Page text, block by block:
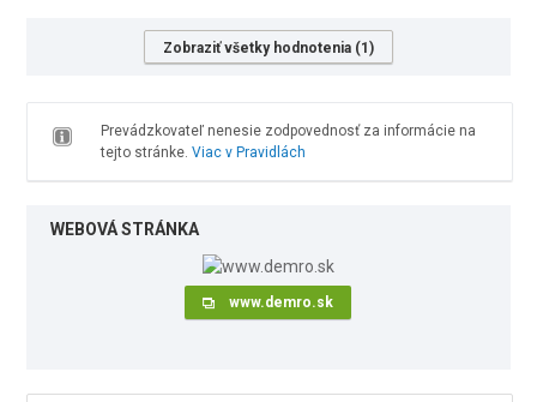
Zobraziť všetky hodnotenia (1)
Prevádzkovateľ nenesie zodpovednosť za informácie na
tejto stránke. Viac v Pravidlách
WEBOVÁ STRÁNKA
www.demro.sk